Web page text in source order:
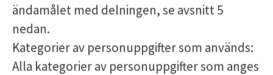
ändamålet med delningen, se avsnitt 5
nedan.
Kategorier av personuppgifter som används:
Alla kategorier av personuppgifter som anges